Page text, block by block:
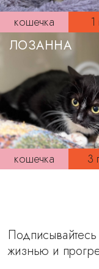
кошечка
кошечка 3
ЛОЗАННА
жизнью и